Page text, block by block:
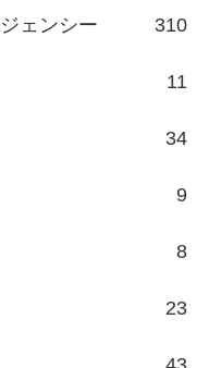
ェンシー 310
11
34
9
8
23